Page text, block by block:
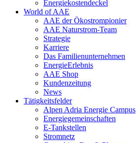
Energiekostendeckel
World of AAE
AAE der Ökostrompionier
AAE Naturstrom-Team
Strategie
Karriere
Das Familienunternehmen
EnergieErlebnis
AAE Shop
Kundenzeitung
News
Tätigkeitsfelder
Alpen Adria Energie Campus
Energiegemeinschaften
E-Tankstellen
Stromnetz